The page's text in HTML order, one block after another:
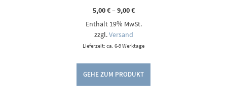
5,00€–9,00€Preisspanne:
bis
Enthält 19% MwSt.
zzgl.Versand
Lieferzeit: ca. 6-9 Werktage
GEHE ZUM PRODUKT